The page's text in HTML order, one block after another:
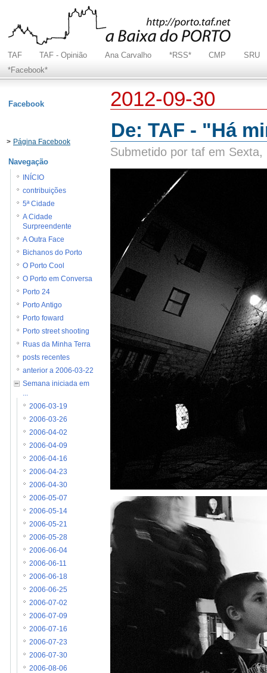
TAF TAF - Opinião Ana Carvalho *RSS* CMP
SRU
*Facebook*
2012-09-30
De: TAF - "Há
Submetido por taf em
Facebook
> Página Facebook
Navegação
INÍCIO
contribuições
5ª Cidade
A Cidade
Surpreendente
A Outra Face
Bichanos do Porto
O Porto Cool
O Porto em Conversa
Porto 24
Porto Antigo
Porto foward
Porto street shooting
Ruas da Minha Terra
posts recentes
anterior a 2006-03-22
Semana iniciada em
...
2006-03-19
2006-03-26
2006-04-02
2006-04-09
2006-04-16
2006-04-23
2006-04-30
2006-05-07
2006-05-14
2006-05-21
2006-05-28
2006-06-04
2006-06-11
2006-06-18
2006-06-25
2006-07-02
2006-07-09
2006-07-16
2006-07-23
2006-07-30
2006-08-06